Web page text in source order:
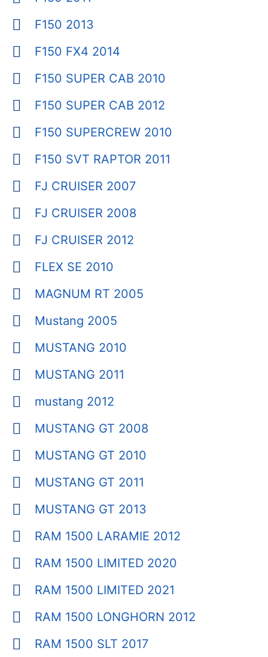
F150 2013
F150 FX4 2014
F150 SUPER CAB 2010
F150 SUPER CAB 2012
F150 SUPERCREW 2010
F150 SVT RAPTOR 2011
FJ CRUISER 2007
FJ CRUISER 2008
FJ CRUISER 2012
FLEX SE 2010
MAGNUM RT 2005
Mustang 2005
MUSTANG 2010
MUSTANG 2011
mustang 2012
MUSTANG GT 2008
MUSTANG GT 2010
MUSTANG GT 2011
MUSTANG GT 2013
RAM 1500 LARAMIE 2012
RAM 1500 LIMITED 2020
RAM 1500 LIMITED 2021
RAM 1500 LONGHORN 2012
RAM 1500 SLT 2017